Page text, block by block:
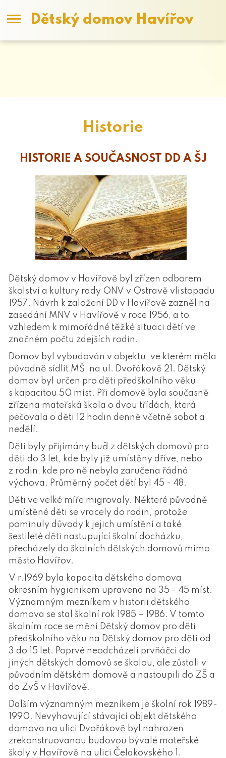
Dětský domov Havířov
Historie
HISTORIE A SOUČASNOST DD A ŠJ
Dětský domov v Havířově byl zřízen odborem
školství a kultury rady ONV v Ostravě vlistopadu
1957. Návrh k založení DD v Havířově zazněl na
zasedání MNV v Havířově v roce 1956, a to
vzhledem k mimořádné těžké situaci dětí ve
značném počtu zdejších rodin.
Domov byl vybudován v objektu, ve kterém měla
původně sídlit MŠ, na ul. Dvořákově 21. Dětský
domov byl určen pro děti předškolního věku
s kapacitou 50 míst. Při domově byla současně
zřízena mateřská škola o dvou třídách, která
pečovala o děti 12 hodin denně včetně sobot a
nedělí.
Děti byly přijímány buď z dětských domovů pro
děti do 3 let, kde byly již umístěny dříve, nebo
z rodin, kde pro ně nebyla zaručena řádná
výchova. Průměrný počet dětí byl 45 - 48.
Děti ve velké míře migrovaly. Některé původně
umístěné děti se vracely do rodin, protože
pominuly důvody k jejich umístění a také
šestileté děti nastupující školní docházku,
přecházely do školních dětských domovů mimo
město Havířov.
V r.1969 byla kapacita dětského domova
okresním hygienikem upravena na 35 - 45 míst.
Významným mezníkem v historii dětského
domova se stal školní rok 1985 – 1986. V tomto
školním roce se mění Dětský domov pro děti
předškolního věku na Dětský domov pro děti od
3 do 15 let. Poprvé neodcházeli prvňáčci do
jiných dětských domovů se školou, ale zůstali v
původním dětském domově a nastoupili do ZŠ a
do ZvŠ v Havířově.
Dalším významným mezníkem je školní rok 1989-
1990. Nevyhovující stávající objekt dětského
domova na ulici Dvořákově byl nahrazen
zrekonstruovanou budovou bývalé mateřské
školy v Havířově na ulici Čelakovského 1.